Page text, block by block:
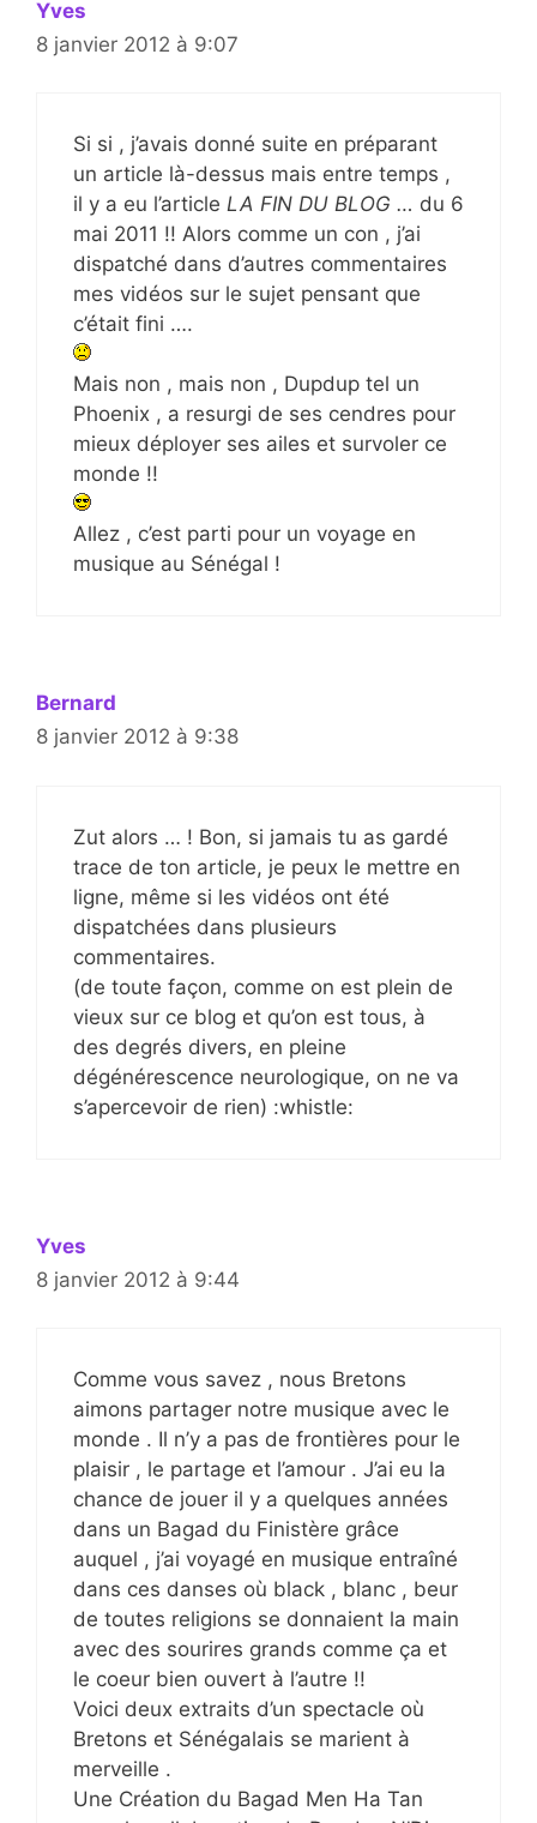
Yves
8 janvier 2012 à 9:07
Si si , j’avais donné suite en préparant
un article là-dessus mais entre temps ,
il y a eu l’article LA FIN DU BLOG … du 6
mai 2011 !! Alors comme un con , j’ai
dispatché dans d’autres commentaires
mes vidéos sur le sujet pensant que
c’était fini ….
Mais non , mais non , Dupdup tel un
Phoenix , a resurgi de ses cendres pour
mieux déployer ses ailes et survoler ce
monde !!
Allez , c’est parti pour un voyage en
musique au Sénégal !
Bernard
8 janvier 2012 à 9:38
Zut alors … ! Bon, si jamais tu as gardé
trace de ton article, je peux le mettre en
ligne, même si les vidéos ont été
dispatchées dans plusieurs
commentaires.
(de toute façon, comme on est plein de
vieux sur ce blog et qu’on est tous, à
des degrés divers, en pleine
dégénérescence neurologique, on ne va
s’apercevoir de rien) :whistle:
Yves
8 janvier 2012 à 9:44
Comme vous savez , nous Bretons
aimons partager notre musique avec le
monde . Il n’y a pas de frontières pour le
plaisir , le partage et l’amour . J’ai eu la
chance de jouer il y a quelques années
dans un Bagad du Finistère grâce
auquel , j’ai voyagé en musique entraîné
dans ces danses où black , blanc , beur
de toutes religions se donnaient la main
avec des sourires grands comme ça et
le coeur bien ouvert à l’autre !!
Voici deux extraits d’un spectacle où
Bretons et Sénégalais se marient à
merveille .
Une Création du Bagad Men Ha Tan